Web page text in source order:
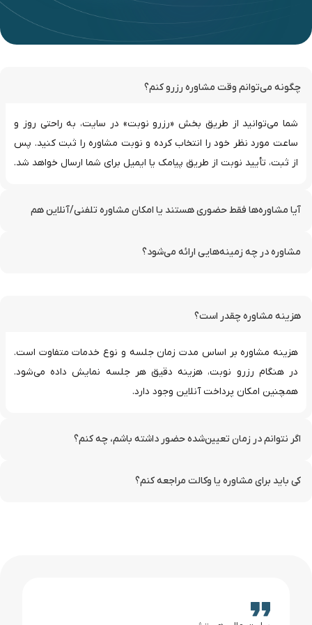
چگونه می‌توانم وقت مشاوره رزرو کنم؟
شما می‌توانید از طریق بخش «رزرو نوبت» در سایت، به راحتی روز و
ساعت مورد نظر خود را انتخاب کرده و نوبت مشاوره را ثبت کنید. پس
از ثبت، تأیید نوبت از طریق پیامک یا ایمیل برای شما ارسال خواهد شد.
آیا مشاوره‌ها فقط حضوری هستند یا امکان مشاوره تلفنی/آنلاین هم
مشاوره در چه زمینه‌هایی ارائه می‌شود؟
هزینه مشاوره چقدر است؟
هزینه مشاوره بر اساس مدت زمان جلسه و نوع خدمات متفاوت است.
در هنگام رزرو نوبت، هزینه دقیق هر جلسه نمایش داده می‌شود.
همچنین امکان پرداخت آنلاین وجود دارد.
اگر نتوانم در زمان تعیین‌شده حضور داشته باشم، چه کنم؟
کی باید برای مشاوره یا وکالت مراجعه کنم؟